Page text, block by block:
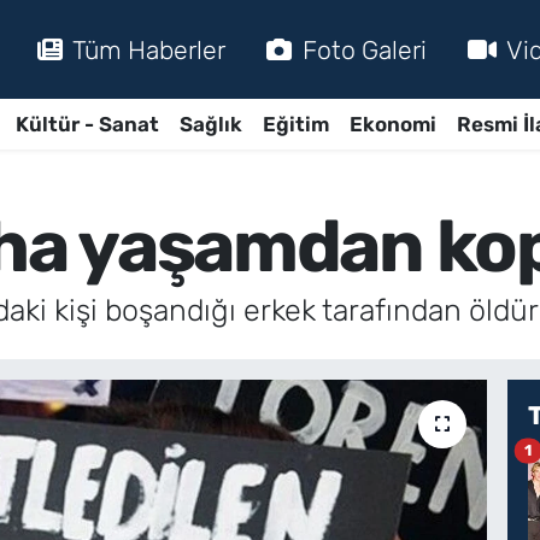
Tüm Haberler Foto Galeri
Kültür - Sanat Sağlık Eğitim Ekonomi Resmi
yaşamdan
kişi boşandığı erkek tarafından
1